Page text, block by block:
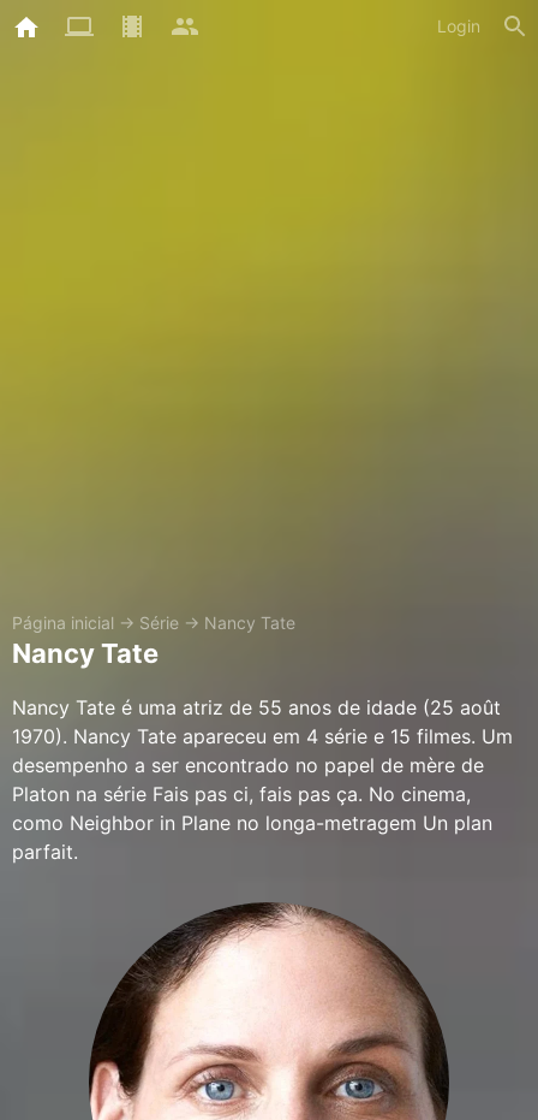
Login
Página inicial → Série → Nancy Tate
Nancy Tate
Nancy Tate é uma atriz de 55 anos de idade (25 août
1970). Nancy Tate apareceu em 4 série e 15 filmes. Um
desempenho a ser encontrado no papel de mère de
Platon na série Fais pas ci, fais pas ça. No cinema,
como Neighbor in Plane no longa-metragem Un plan
parfait.